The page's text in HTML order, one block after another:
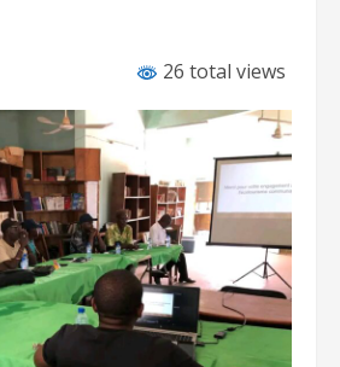
26 total views